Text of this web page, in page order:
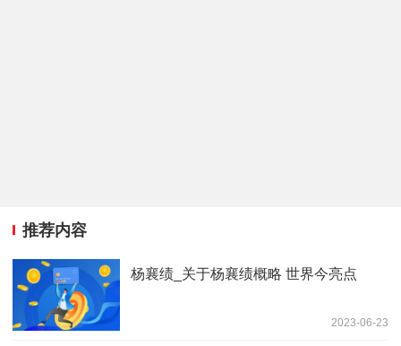
推荐内容
杨襄绩_关于杨襄绩概略 世界今亮点
2023-06-23